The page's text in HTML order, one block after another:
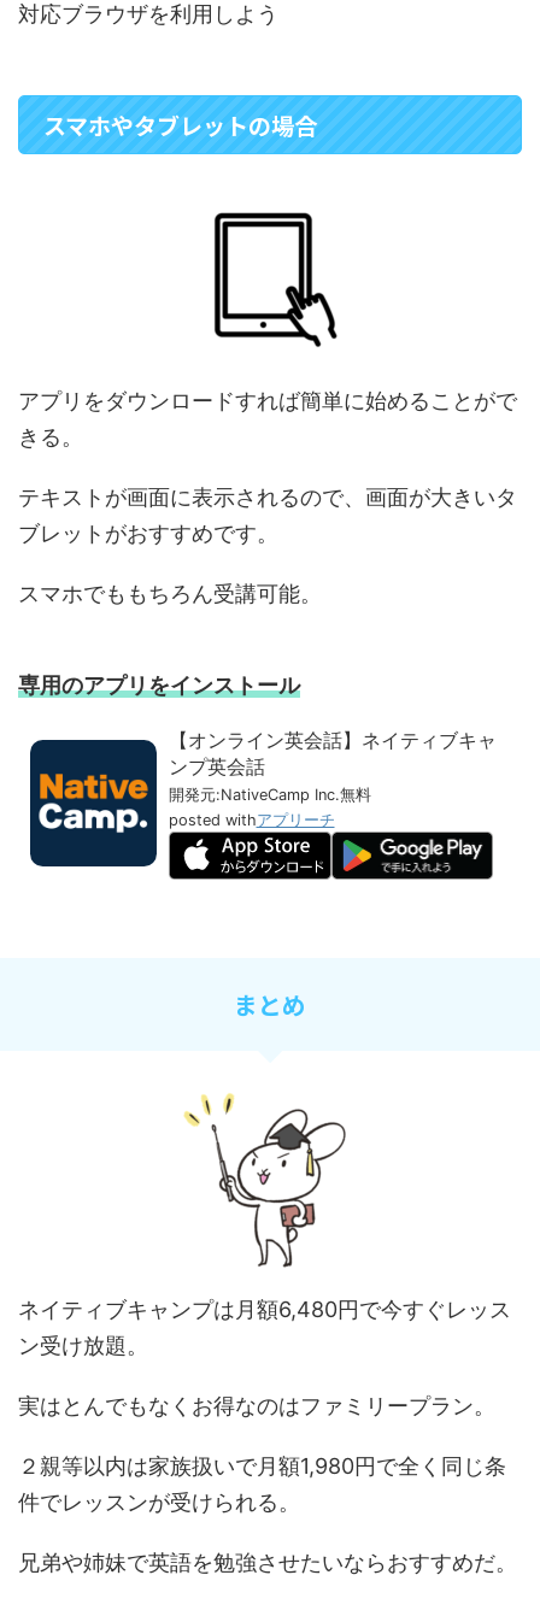
対応ブラウザを利用しよう
スマホやタブレットの場合
アプリをダウンロードすれば簡単に始めることがで
きる。
テキストが画面に表示されるので、画面が大きいタ
ブレットがおすすめです。
スマホでももちろん受講可能。
専用のアプリをインストール
【オンライン英会話】ネイティブキャ
ンプ英会話
開発元:NativeCamp Inc.無料
posted withアプリーチ
まとめ
ネイティブキャンプは月額6,480円で今すぐレッス
ン受け放題。
実はとんでもなくお得なのはファミリープラン。
２親等以内は家族扱いで月額1,980円で全く同じ条
件でレッスンが受けられる。
兄弟や姉妹で英語を勉強させたいならおすすめだ。